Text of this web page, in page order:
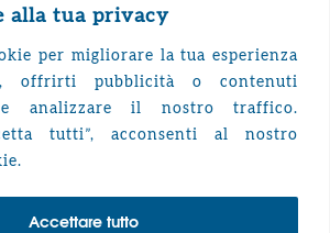
alla tua privacy
per migliorare la tua esperienza
offrirti pubblicità o contenuti
e analizzare il nostro traffico.
tutti”, acconsenti al nostro
Accettare tutto